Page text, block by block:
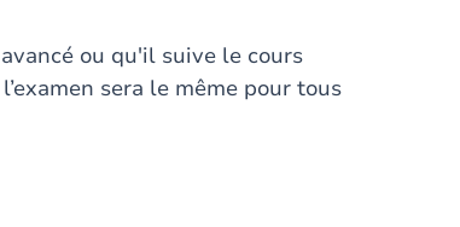
ou qu'il suive le cours
sera le même pour tous